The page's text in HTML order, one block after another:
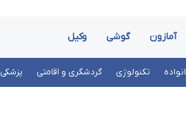
آمازون گوشی وکیل
تکنولوژی گردشگری و اقامتی پزشکی